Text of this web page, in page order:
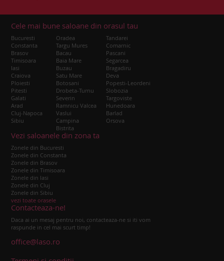
Cele mai bune saloane din orasul tau
Bucuresti
Constanta
Brasov
Timisoara
Iasi
Craiova
Ploiesti
Pitesti
Galati
Arad
Cluj-Napoca
Sibiu
Oradea
Targu Mures
Bacau
Baia Mare
Buzau
Satu Mare
Botosani
Drobeta-Turnu
Severin
Ramnicu Valcea
Vaslui
Campina
Bistrita
Tandarei
Comarnic
Pascani
Segarcea
Bragadiru
Deva
Popesti-Leordeni
Slobozia
Targoviste
Hunedoara
Barlad
Orsova
Vezi saloanele din zona ta
Zonele din Bucuresti
Zonele din Constanta
Zonele din Brasov
Zonele din Timisoara
Zonele din Iasi
Zonele din Cluj
Zonele din Sibiu
vezi toate orasele
Contacteaza-ne!
Daca ai un mesaj pentru noi, contacteaza-ne si iti vom
raspunde in cel mai scurt timp!
office@laso.ro